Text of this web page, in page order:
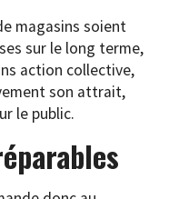
magasins soient
sur le long terme,
action collective,
son attrait,
le public.